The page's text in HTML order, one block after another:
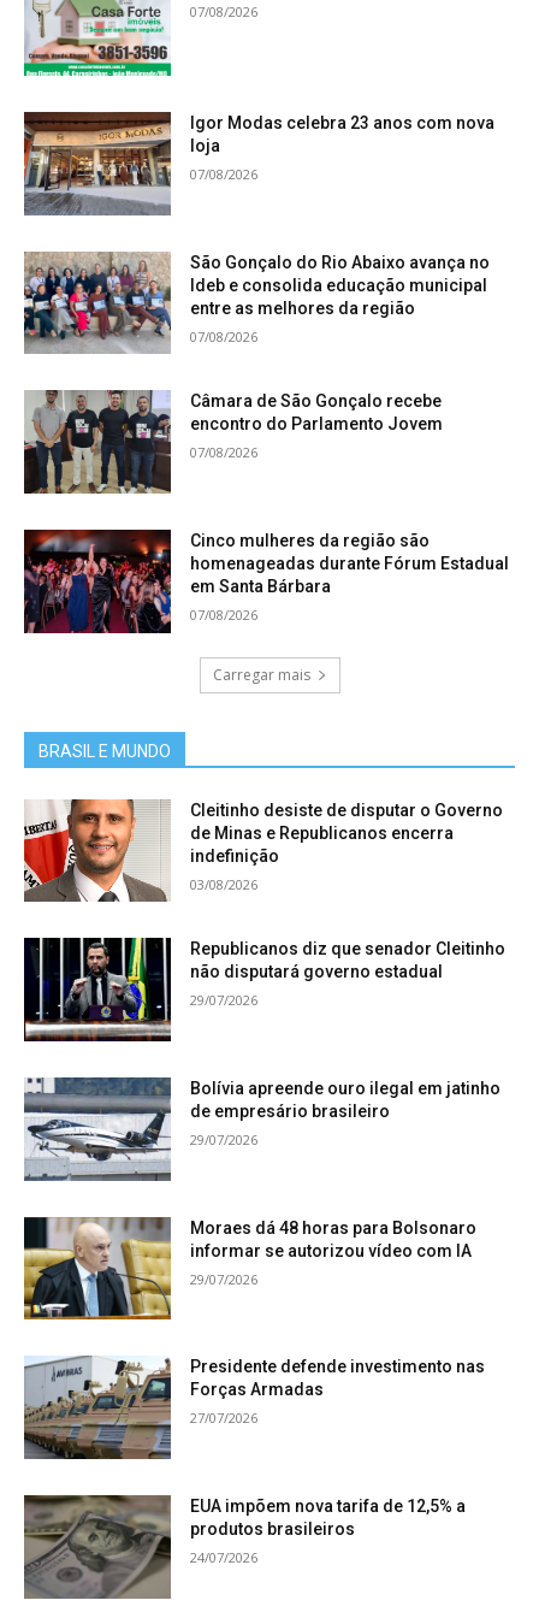
No tênis de mesa, quatro estudantes do Colégio
Cesp conquistaram medalhas após participarem
Projeto Viva Monlevade. Pelo Módulo I da
modalidade, Bernardo Brito ficou em 1º lugar,
seguido por Davi Bretas em 2º lugar. Já pelo
Módulo II, os medalhistas foram Ian Fernandes
Assis com o ouro e Pedro Sena com a bronze.
Aluna do Cesp coleciona medalhas no jiu-jítsu
monlevadense Maria Fernanda Souza Machado,
de apenas 12 anos, coleciona medalhas no jiu-
jítsu. Ela é faixa amarela e a primeira atleta kids
região.
Apoiada pelo Cesp, Nanda é atleta destaque de
João Monlevade por dois anos consecutivos,
conta com mais de 60 títulos, sendo o mais
recente a vitória na disputa pelo cinturão no Jiu-
Jítsu For Wal, realizado em Belo Horizonte.
07/08/2026
Igor Modas celebra 23 anos com nova
loja
07/08/2026
São Gonçalo do Rio Abaixo avança no
Ideb e consolida educação municipal
entre as melhores da região
07/08/2026
Câmara de São Gonçalo recebe
encontro do Parlamento Jovem
07/08/2026
Cinco mulheres da região são
homenageadas durante Fórum Estadual
em Santa Bárbara
07/08/2026
Carregar mais
BRASIL E MUNDO
Cleitinho desiste de disputar o Governo
de Minas e Republicanos encerra
indefinição
03/08/2026
Republicanos diz que senador Cleitinho
não disputará governo estadual
29/07/2026
Bolívia apreende ouro ilegal em jatinho
de empresário brasileiro
29/07/2026
Moraes dá 48 horas para Bolsonaro
informar se autorizou vídeo com IA
29/07/2026
Presidente defende investimento nas
Forças Armadas
27/07/2026
EUA impõem nova tarifa de 12,5% a
produtos brasileiros
24/07/2026